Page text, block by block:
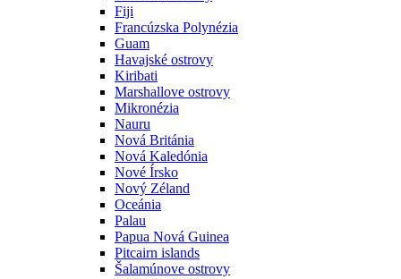
Fiji
Francúzska Polynézia
Guam
Havajské ostrovy
Kiribati
Marshallove ostrovy
Mikronézia
Nauru
Nová Británia
Nová Kaledónia
Nové Írsko
Nový Zéland
Oceánia
Palau
Papua Nová Guinea
Pitcairn islands
Šalamúnove ostrovy